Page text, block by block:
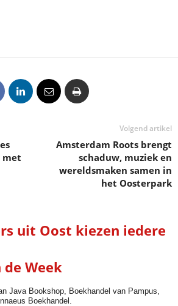
met
Volgend artikel
Amsterdam Roots brengt
schaduw, muziek en
wereldsmaken samen in
het Oosterpark
uit Oost kiezen iedere
Week
Java Bookshop, Boekhandel van Pampus,
Boekhandel.